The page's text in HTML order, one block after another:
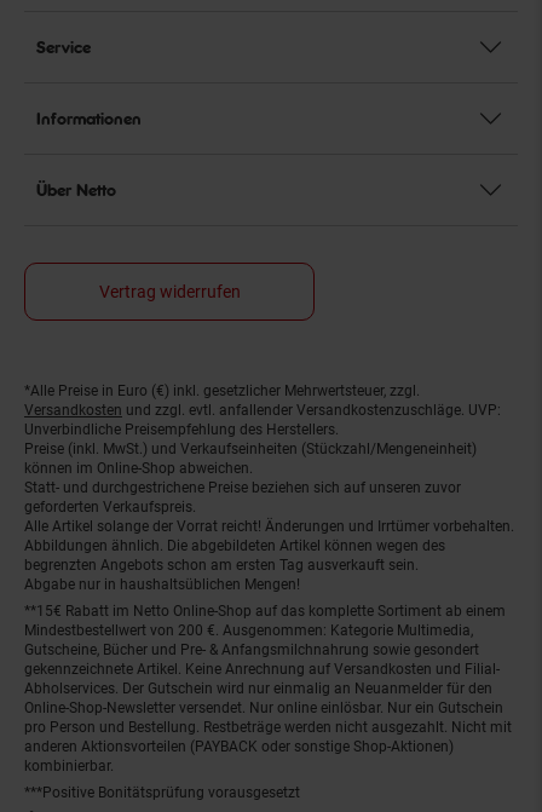
Service
Informationen
Über Netto
Vertrag widerrufen
Fußnoten
*Alle Preise in Euro (€) inkl. gesetzlicher Mehrwertsteuer, zzgl.
Versandkosten und zzgl. evtl. anfallender Versandkostenzuschläge. UVP:
Unverbindliche Preisempfehlung des Herstellers.
Preise (inkl. MwSt.) und Verkaufseinheiten (Stückzahl/Mengeneinheit)
können im Online-Shop abweichen.
Statt- und durchgestrichene Preise beziehen sich auf unseren zuvor
geforderten Verkaufspreis.
Alle Artikel solange der Vorrat reicht! Änderungen und Irrtümer vorbehalten.
Abbildungen ähnlich. Die abgebildeten Artikel können wegen des
begrenzten Angebots schon am ersten Tag ausverkauft sein.
Abgabe nur in haushaltsüblichen Mengen!
**15€ Rabatt im Netto Online-Shop auf das komplette Sortiment ab einem
Mindestbestellwert von 200 €. Ausgenommen: Kategorie Multimedia,
Gutscheine, Bücher und Pre- & Anfangsmilchnahrung sowie gesondert
gekennzeichnete Artikel. Keine Anrechnung auf Versandkosten und Filial-
Abholservices. Der Gutschein wird nur einmalig an Neuanmelder für den
Online-Shop-Newsletter versendet. Nur online einlösbar. Nur ein Gutschein
pro Person und Bestellung. Restbeträge werden nicht ausgezahlt. Nicht mit
anderen Aktionsvorteilen (PAYBACK oder sonstige Shop-Aktionen)
kombinierbar.
***Positive Bonitätsprüfung vorausgesetzt